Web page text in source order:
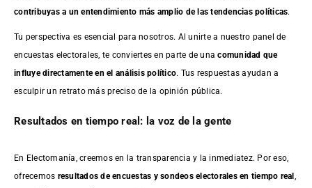
contribuyas a un entendimiento más amplio de las tendencias políticas.
Tu perspectiva es esencial para nosotros. Al unirte a nuestro panel de
encuestas electorales, te conviertes en parte de unacomunidad que
influye directamente en el análisis político. Tus respuestas ayudan a
esculpir un retrato más preciso de la opinión pública.
Resultados en tiempo real: la voz de la gente
En Electomanía, creemos en la transparencia y la inmediatez. Por eso,
ofrecemos resultados deencuestas y sondeos electorales en tiempo real